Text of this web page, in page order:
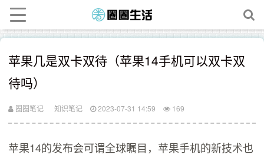
苹果几是双卡双待（苹果14手机可以双卡双
待吗）
圈圈笔记 知识笔记 2023-07-31 14:59 169
苹果14的发布会可谓全球瞩目，苹果手机的新技术也